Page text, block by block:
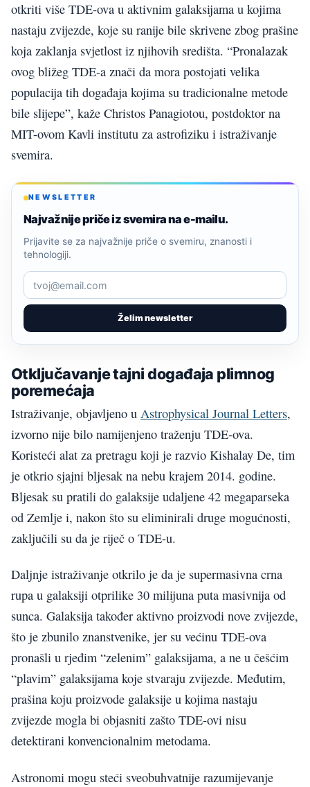
otkriti više TDE-ova u aktivnim galaksijama u kojima
nastaju zvijezde, koje su ranije bile skrivene zbog prašine
koja zaklanja svjetlost iz njihovih središta. “Pronalazak
ovog bližeg TDE-a znači da mora postojati velika
populacija tih događaja kojima su tradicionalne metode
bile slijepe”, kaže Christos Panagiotou, postdoktor na
MIT-ovom Kavli institutu za astrofiziku i istraživanje
svemira.
NEWSLETTER
Najvažnije priče iz svemira na e-mailu.
Želim newsletter
Prijavite se za najvažnije priče o svemiru, znanosti i
tehnologiji.
Otključavanje tajni događaja plimnog
poremećaja
Istraživanje, objavljeno u Astrophysical Journal Letters,
izvorno nije bilo namijenjeno traženju TDE-ova.
Koristeći alat za pretragu koji je razvio Kishalay De, tim
je otkrio sjajni bljesak na nebu krajem 2014. godine.
Bljesak su pratili do galaksije udaljene 42 megaparseka
od Zemlje i, nakon što su eliminirali druge mogućnosti,
zaključili su da je riječ o TDE-u.
Daljnje istraživanje otkrilo je da je supermasivna crna
rupa u galaksiji otprilike 30 milijuna puta masivnija od
sunca. Galaksija također aktivno proizvodi nove zvijezde,
što je zbunilo znanstvenike, jer su većinu TDE-ova
pronašli u rjeđim “zelenim” galaksijama, a ne u češćim
“plavim” galaksijama koje stvaraju zvijezde. Međutim,
prašina koju proizvode galaksije u kojima nastaju
zvijezde mogla bi objasniti zašto TDE-ovi nisu
detektirani konvencionalnim metodama.
Astronomi mogu steći sveobuhvatnije razumijevanje